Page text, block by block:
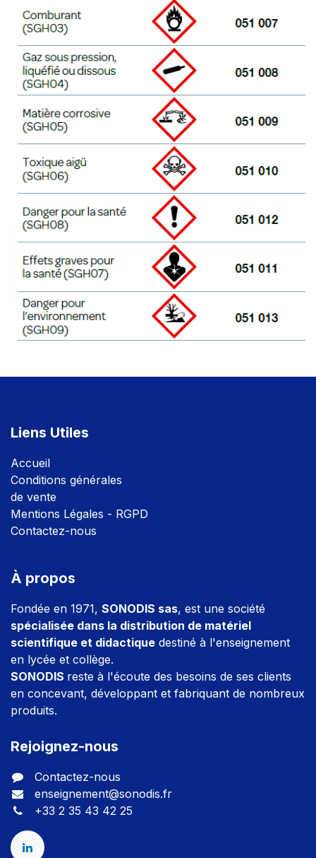
Liens Utiles
Accueil
Conditions générales
de vente
Mentions Légales - RGPD
Contactez-nous
À propos
Fondée en 1971, SONODIS sas, est une société
spécialisée dans la distribution de matériel
scientifique et didactique destiné à l'enseignement
en lycée et collège.
SONODIS reste à l'écoute des besoins de ses clients
en concevant, développant et fabriquant de nombreux
produits.
Rejoignez-nous
Contactez-nous
enseignement@sonodis.fr
+33 2 35 43 42 25